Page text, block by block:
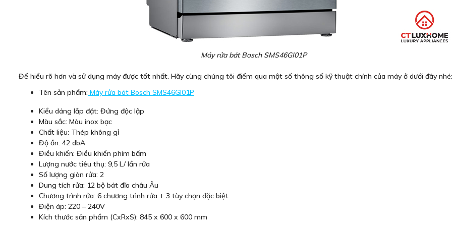
Máy rửa bát Bosch SMS46GI01P
Để hiểu rõ hơn và sử dụng máy được tốt nhất. Hãy cùng chúng tôi điểm qua một số thông số kỹ thuật chính của máy ở dưới đây nhé:
Tên sản phẩm: Máy rửa bát Bosch SMS46GI01P
Kiểu dáng lắp đặt: Đứng độc lập
Màu sắc: Màu inox bạc
Chất liệu: Thép không gỉ
Độ ồn: 42 dbA
Điều khiển: Điều khiển phím bấm
Lượng nước tiêu thụ: 9,5 L/ lần rửa
Số lượng giàn rửa: 2
Dung tích rửa: 12 bộ bát đĩa châu Âu
Chương trình rửa: 6 chương trình rửa + 3 tùy chọn đặc biệt
Điện áp: 220 – 240V
Kích thước sản phẩm (CxRxS): 845 x 600 x 600 mm